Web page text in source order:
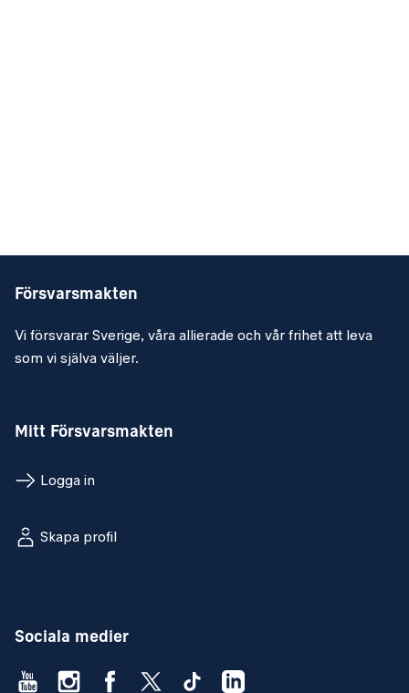
Försvarsmakten
Vi försvarar Sverige, våra allierade och vår frihet att leva
som vi själva väljer.
Mitt Försvarsmakten
Logga in
Skapa profil
Sociala medier